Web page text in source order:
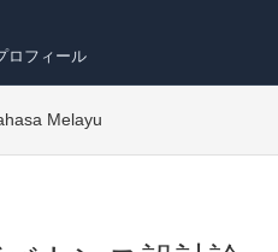
ロフィール
Melayu